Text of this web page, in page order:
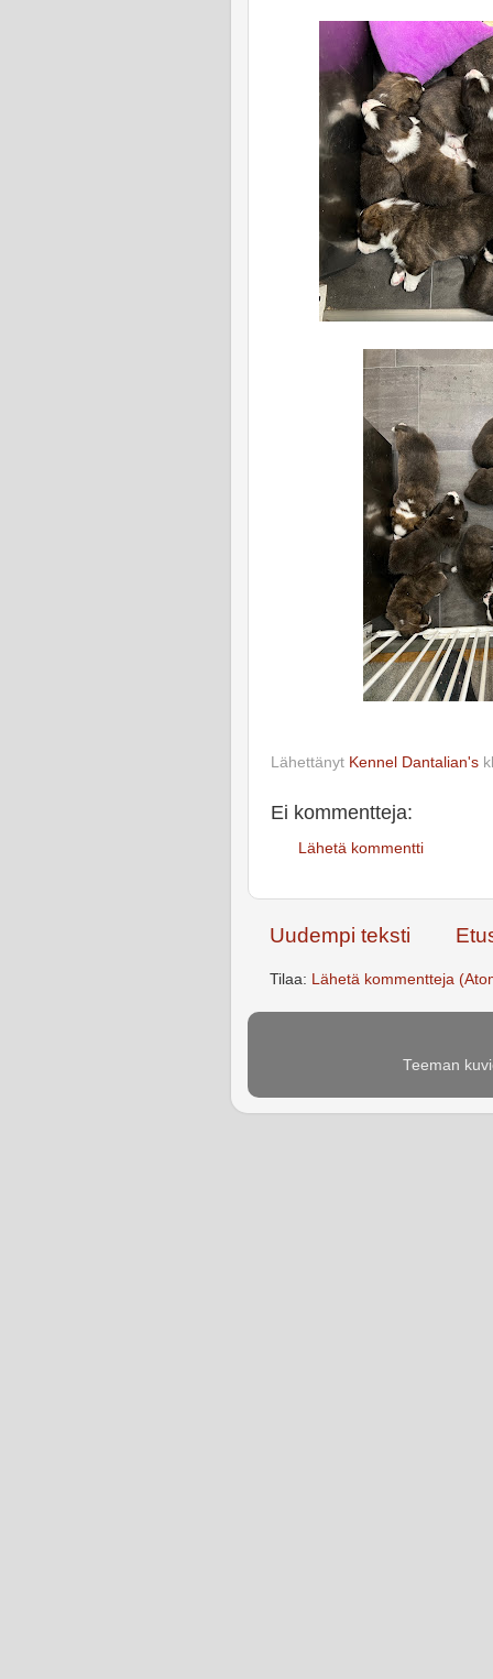
Lähettänyt Kennel Dantalian's
Ei kommentteja:
Lähetä kommentti
Uudempi teksti
Tilaa: Lähetä kommentteja
Teeman